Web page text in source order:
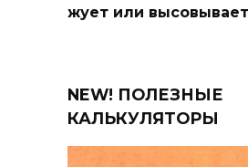
жует или
NEW! ПОЛЕЗНЫЕ
КАЛЬКУЛЯТОРЫ